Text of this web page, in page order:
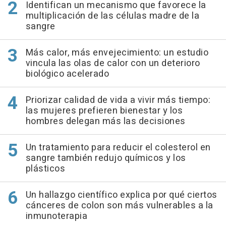
Identifican un mecanismo que favorece la
multiplicación de las células madre de la
sangre
Más calor, más envejecimiento: un estudio
vincula las olas de calor con un deterioro
biológico acelerado
Priorizar calidad de vida a vivir más tiempo:
las mujeres prefieren bienestar y los
hombres delegan más las decisiones
Un tratamiento para reducir el colesterol en
sangre también redujo químicos y los
plásticos
Un hallazgo científico explica por qué ciertos
cánceres de colon son más vulnerables a la
inmunoterapia